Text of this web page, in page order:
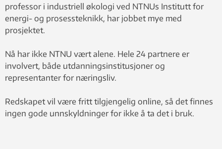
professor i industriell økologi ved NTNUs Institutt for
energi- og prosessteknikk, har jobbet mye med
prosjektet.
Nå har ikke NTNU vært alene. Hele 24 partnere er
involvert, både utdanningsinstitusjoner og
representanter for næringsliv.
Redskapet vil være fritt tilgjengelig online, så det finnes
ingen gode unnskyldninger for ikke å ta det i bruk.